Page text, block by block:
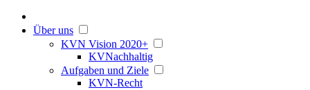
Über uns
KVN Vision 2020+
KVNachhaltig
Aufgaben und Ziele
KVN-Recht